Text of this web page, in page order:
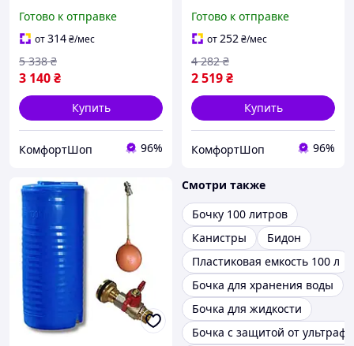
наполнением и сливным
краном пищевой синяя
FK-17383
Готово к отправке
от314₴/мес
3 140₴
5 338 ₴
Купить
КомфортШоп 96%
продуктов синяя FK-17417
Готово к отправке
от252₴/мес
2 519₴
4 282 ₴
Купить
КомфортШоп 96%
Смотри также
Бочку 100 литров
Канистры
Бидон
Пластиковая емкость 100 л
Бочка для хранения воды
Бочка для жидкости
Бочка с защитой от